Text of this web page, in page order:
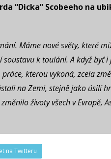
“Dicka” Scobeeho na
Máme nové světy, které
k toulání. A když byť
kterou vykoná, zcela
na Zemi, stejně jako úsilí
životy všech v Evropě,
na Twitteru